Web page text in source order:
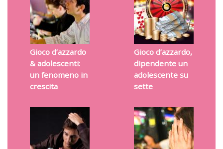
Gioco d’azzardo
& adolescenti:
un fenomeno in
crescita
Gioco d’azzardo,
dipendente un
adolescente su
sette